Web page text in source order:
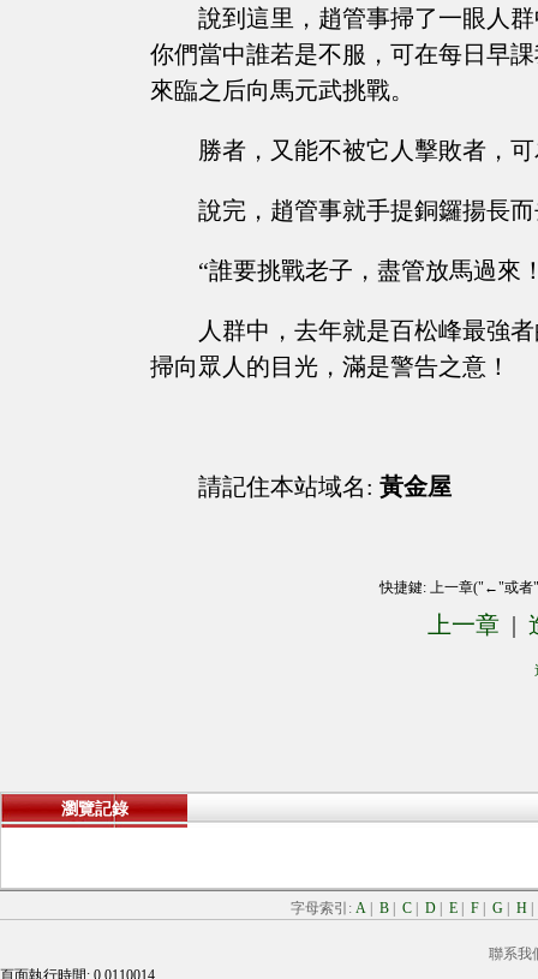
說到這里，趙管事掃了一眼人
你們當中誰若是不服，可在每日早
來臨之后向馬元武挑戰。
勝者，又能不被它人擊敗者，
說完，趙管事就手提銅鑼揚長
“誰要挑戰老子，盡管放馬過來
人群中，去年就是百松峰最強
掃向眾人的目光，滿是警告之意！
請記住本站域名: 黃金屋
快捷鍵: 上一章("←"或
上一章 |
瀏覽記錄
字母索引: A B C D E F G H
聯系我
頁面執行時間: 0.0110014